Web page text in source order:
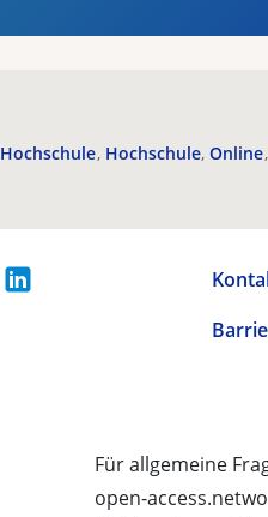
Hochschule Hochschule Online
Für allgemeine
open-